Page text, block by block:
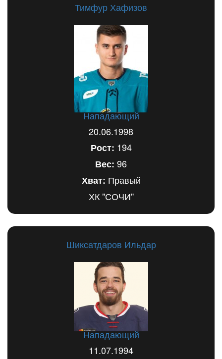
Тимфур Хафизов
Нападающий
20.06.1998
Рост: 194
Вес: 96
Хват: Правый
ХК "СОЧИ"
Шиксатдаров Ильдар
Нападающий
11.07.1994